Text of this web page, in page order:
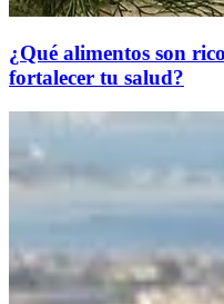
¿Qué alimentos son
fortalecer tu salud?